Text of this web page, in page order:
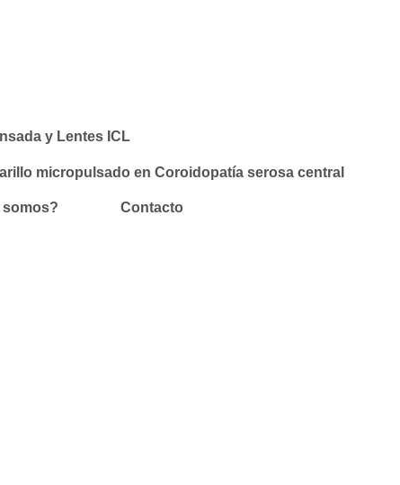
y Lentes ICL
micropulsado en Coroidopatía serosa central
somos? Contacto